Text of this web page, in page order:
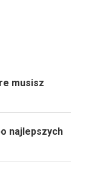
musisz
najlepszych